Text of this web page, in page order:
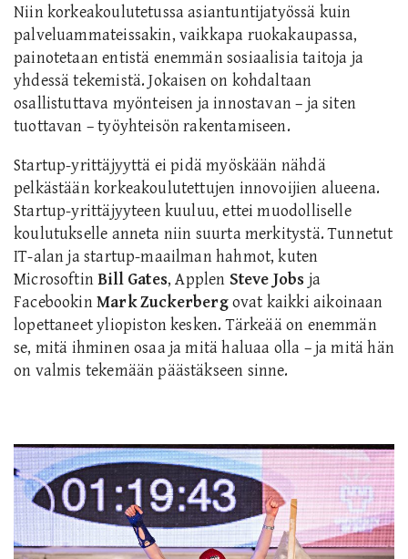
Niin korkeakoulutetussa asiantuntijatyössä kuin
palveluammateissakin, vaikkapa ruokakaupassa,
painotetaan entistä enemmän sosiaalisia taitoja ja
yhdessä tekemistä. Jokaisen on kohdaltaan
osallistuttava myönteisen ja innostavan – ja siten
tuottavan – työyhteisön rakentamiseen.
Startup-yrittäjyyttä ei pidä myöskään nähdä
pelkästään korkeakoulutettujen innovoijien alueena.
Startup-yrittäjyyteen kuuluu, ettei muodolliselle
koulutukselle anneta niin suurta merkitystä. Tunnetut
IT-alan ja startup-maailman hahmot, kuten
MicrosoftinBill Gates, Applen Steve Jobs ja
FacebookinMark Zuckerbergovat kaikki aikoinaan
lopettaneet yliopiston kesken. Tärkeää on enemmän
se, mitä ihminen osaa ja mitä haluaa olla – ja mitä hän
on valmis tekemään päästäkseen sinne.